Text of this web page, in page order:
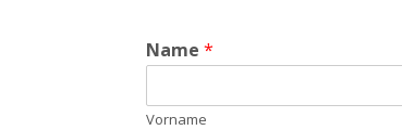
Name*
Vorname